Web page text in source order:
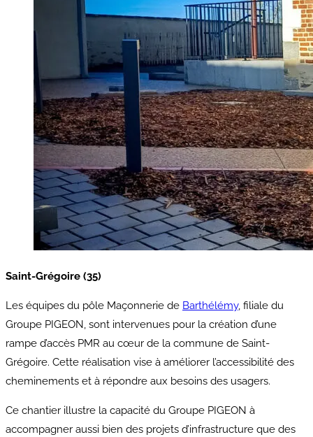
Saint-Grégoire (35)
Les équipes du pôle Maçonnerie de Barthélémy, filiale du
Groupe PIGEON, sont intervenues pour la création d’une
rampe d’accès PMR au cœur de la commune de Saint-
Grégoire. Cette réalisation vise à améliorer l’accessibilité des
cheminements et à répondre aux besoins des usagers.
Ce chantier illustre la capacité du Groupe PIGEON à
accompagner aussi bien des projets d’infrastructure que des